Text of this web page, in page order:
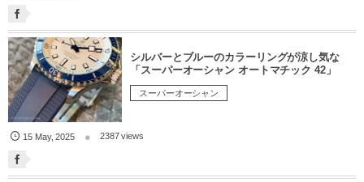
シルバーとブルーのカラーリングが涼し気な
「スーパーオーシャン オートマチック 42」
スーパーオーシャン
15 May,2025 2387 views